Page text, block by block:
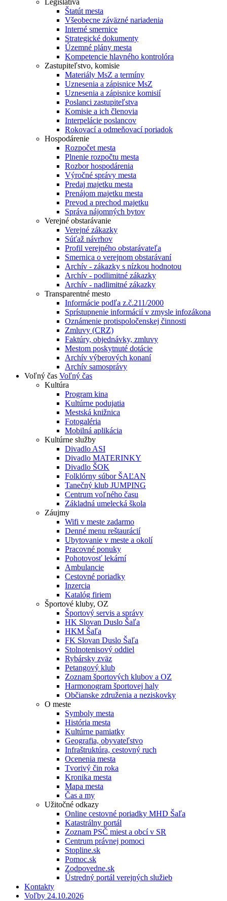
Legislatíva
Štatút mesta
Všeobecne záväzné nariadenia
Interné smernice
Strategické dokumenty
Územné plány mesta
Kompetencie hlavného kontrolóra
Zastupiteľstvo, komisie
Materiály MsZ a termíny
Uznesenia a zápisnice MsZ
Uznesenia a zápisnice komisií
Poslanci zastupiteľstva
Komisie a ich členovia
Interpelácie poslancov
Rokovací a odmeňovací poriadok
Hospodárenie
Rozpočet mesta
Plnenie rozpočtu mesta
Rozbor hospodárenia
Výročné správy mesta
Predaj majetku mesta
Prenájom majetku mesta
Prevod a prechod majetku
Správa nájomných bytov
Verejné obstarávanie
Verejné zákazky
Súťaž návrhov
Profil verejného obstarávateľa
Smernica o verejnom obstarávaní
Archív - zákazky s nízkou hodnotou
Archív - podlimitné zákazky
Archív - nadlimitné zákazky
Transparentné mesto
Informácie podľa z.č.211/2000
Sprístupnenie informácií v zmysle infozákona
Oznámenie protispoločenskej činnosti
Zmluvy (CRZ)
Faktúry, objednávky, zmluvy
Mestom poskytnuté dotácie
Archív výberových konaní
Archív samosprávy
Voľný čas Voľný čas
Kultúra
Program kina
Kultúrne podujatia
Mestská knižnica
Fotogaléria
Mobilná aplikácia
Kultúrne služby
Divadlo ASI
Divadlo MATERINKY
Divadlo ŠOK
Folklórny súbor ŠAĽAN
Tanečný klub JUMPING
Centrum voľného času
Základná umelecká škola
Záujmy
Wifi v meste zadarmo
Denné menu reštaurácií
Ubytovanie v meste a okolí
Pracovné ponuky
Pohotovosť lekární
Ambulancie
Cestovné poriadky
Inzercia
Katalóg firiem
Športové kluby, OZ
Športový servis a správy
HK Slovan Duslo Šaľa
HKM Šaľa
FK Slovan Duslo Šaľa
Stolnotenisový oddiel
Rybársky zväz
Petangový klub
Zoznam športových klubov a OZ
Harmonogram športovej haly
Občianske združenia a neziskovky
O meste
Symboly mesta
História mesta
Kultúrne pamiatky
Geografia, obyvateľstvo
Infraštruktúra, cestovný ruch
Ocenenia mesta
Tvorivý čin roka
Kronika mesta
Mapa mesta
Čas a my
Užitočné odkazy
Online cestovné poriadky MHD Šaľa
Katastrálny portál
Zoznam PSČ miest a obcí v SR
Centrum právnej pomoci
Stopline.sk
Pomoc.sk
Zodpovedne.sk
Ústredný portál verejných služieb
Kontakty
Voľby 24.10.2026